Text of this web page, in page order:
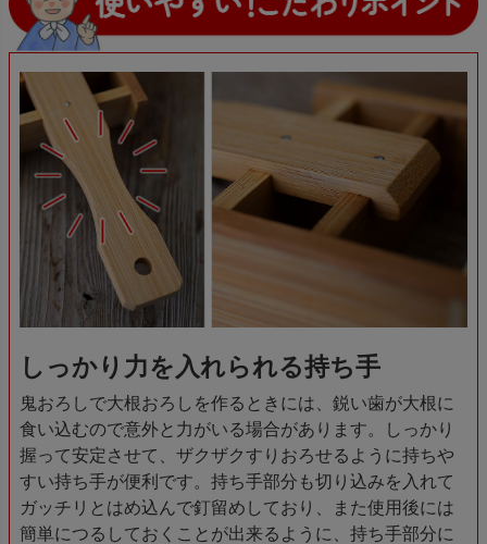
しっかり力を入れられる持ち手
鬼おろしで大根おろしを作るときには、鋭い歯が大根に
食い込むので意外と力がいる場合があります。しっかり
握って安定させて、ザクザクすりおろせるように持ちや
すい持ち手が便利です。持ち手部分も切り込みを入れて
ガッチリとはめ込んで釘留めしており、また使用後には
簡単につるしておくことが出来るように、持ち手部分に